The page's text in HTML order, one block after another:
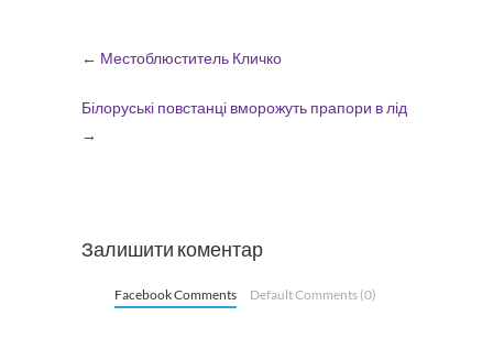
← Местоблюститель Кличко
Білоруські повстанці вморожуть прапори в лід
→
Залишити коментар
Facebook Comments Default Comments (0)